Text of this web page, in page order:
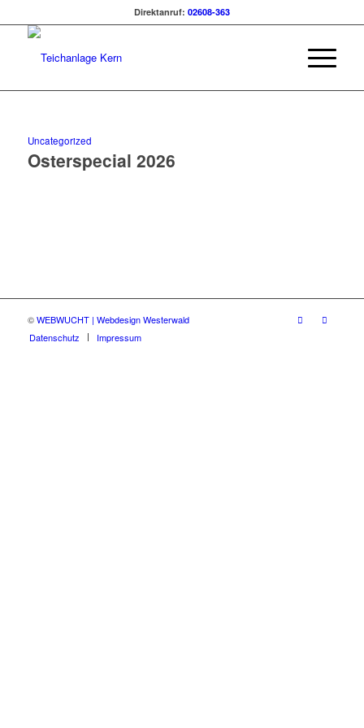
Direktanruf: 02608-363
Uncategorized
Osterspecial 2026
©WEBWUCHT | Webdesign Westerwald
Datenschutz
Impressum